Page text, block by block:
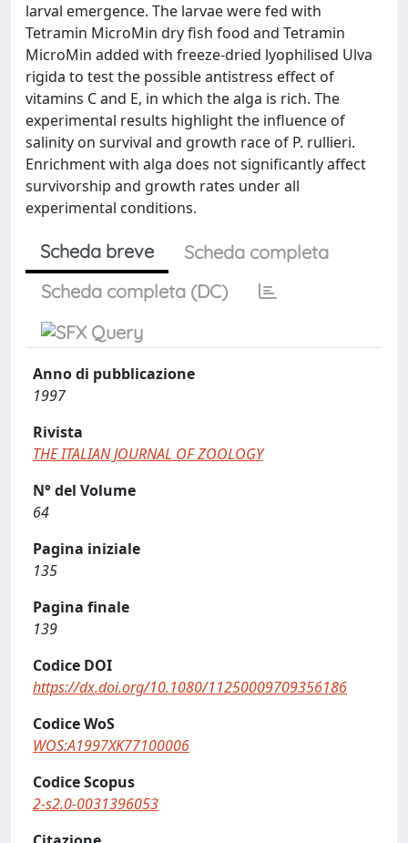
larval emergence. The larvae were fed with
Tetramin MicroMin dry fish food and Tetramin
MicroMin added with freeze-dried lyophilised Ulva
rigida to test the possible antistress effect of
vitamins C and E, in which the alga is rich. The
experimental results highlight the influence of
salinity on survival and growth race of P. rullieri.
Enrichment with alga does not significantly affect
survivorship and growth rates under all
experimental conditions.
Scheda breve
Scheda completa
Scheda completa (DC)
Anno di pubblicazione
1997
Rivista
THE ITALIAN JOURNAL OF ZOOLOGY
N° del Volume
64
Pagina iniziale
135
Pagina finale
139
Codice DOI
https://dx.doi.org/10.1080/11250009709356186
Codice WoS
WOS:A1997XK77100006
Codice Scopus
2-s2.0-0031396053